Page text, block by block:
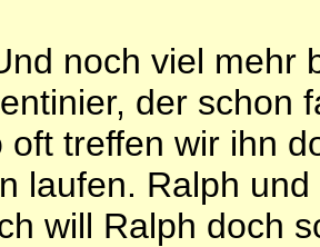
noch viel mehr
der schon
oft treffen wir ihn
laufen. Ralph
will Ralph doch